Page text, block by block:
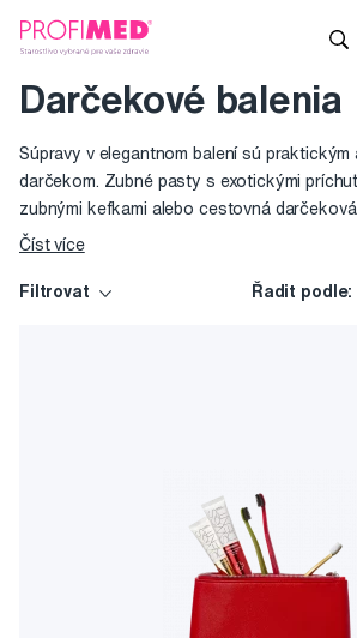
Darčekové balenia
Súpravy v elegantnom balení sú praktickým
darčekom. Zubné pasty s exotickými
zubnými kefkami alebo cestovná
batériovou sonickou kefkou v praktickej
Číst více
Filtrovat Řadit podle: